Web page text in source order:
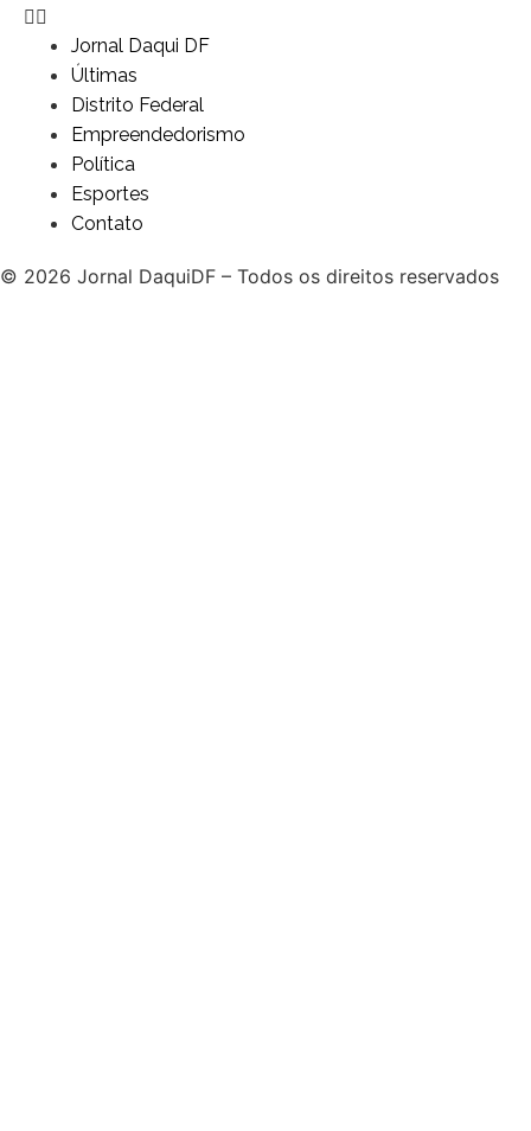
Jornal Daqui DF
Últimas
Distrito Federal
Empreendedorismo
Política
Esportes
Contato
© 2026 Jornal DaquiDF – Todos os direitos reservados